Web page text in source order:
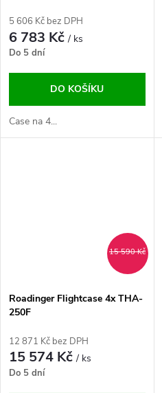
5 606 Kč bez DPH
6 783 Kč/ ks
Do 5 dní
DO KOŠÍKU
Case na 4...
15 590 Kč
Roadinger Flightcase 4x THA-
250F
12 871 Kč bez DPH
15 574 Kč/ ks
Do 5 dní